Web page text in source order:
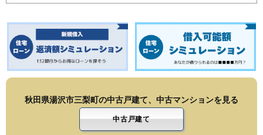
秋田県湯沢市三梨町の中古戸建て、中古マンションを見る
中古戸建て